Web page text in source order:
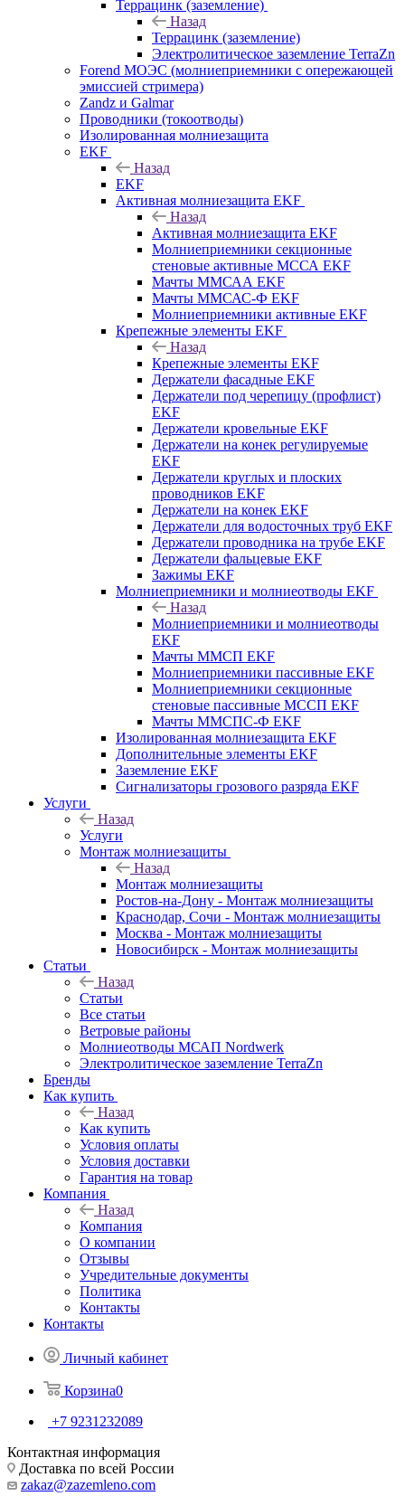
Террацинк (заземление)
Назад
Террацинк (заземление)
Электролитическое заземление TerraZn
Forend МОЭС (молниеприемники с опережающей
эмиссией стримера)
Zandz и Galmar
Проводники (токоотводы)
Изолированная молниезащита
EKF
Назад
EKF
Активная молниезащита EKF
Назад
Активная молниезащита EKF
Молниеприемники секционные
стеновые активные МССА EKF
Мачты ММСАА EKF
Мачты ММСАС-Ф EKF
Молниеприемники активные EKF
Крепежные элементы EKF
Назад
Крепежные элементы EKF
Держатели фасадные EKF
Держатели под черепицу (профлист)
EKF
Держатели кровельные EKF
Держатели на конек регулируемые
EKF
Держатели круглых и плоских
проводников EKF
Держатели на конек EKF
Держатели для водосточных труб EKF
Держатели проводника на трубе EKF
Держатели фальцевые EKF
Зажимы EKF
Молниеприемники и молниеотводы EKF
Назад
Молниеприемники и молниеотводы
EKF
Мачты ММСП EKF
Молниеприемники пассивные EKF
Молниеприемники секционные
стеновые пассивные МССП EKF
Мачты ММСПС-Ф EKF
Изолированная молниезащита EKF
Дополнительные элементы EKF
Заземление EKF
Сигнализаторы грозового разряда EKF
Услуги
Назад
Услуги
Монтаж молниезащиты
Назад
Монтаж молниезащиты
Ростов-на-Дону - Монтаж молниезащиты
Краснодар, Сочи - Монтаж молниезащиты
Москва - Монтаж молниезащиты
Новосибирск - Монтаж молниезащиты
Статьи
Назад
Статьи
Все статьи
Ветровые районы
Молниеотводы МСАП Nordwerk
Электролитическое заземление TerraZn
Бренды
Как купить
Назад
Как купить
Условия оплаты
Условия доставки
Гарантия на товар
Компания
Назад
Компания
О компании
Отзывы
Учредительные документы
Политика
Контакты
Контакты
Личный кабинет
Корзина0
+7 9231232089
Контактная информация
Доставка по всей России
zakaz@zazemleno.com